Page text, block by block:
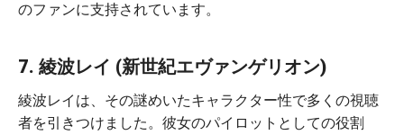
のファンに支持されています。
7. 綾波レイ (新世紀エヴァンゲリオン)
綾波レイは、その謎めいたキャラクター性で多くの視聴
者を引きつけました。彼女のパイロットとしての役割